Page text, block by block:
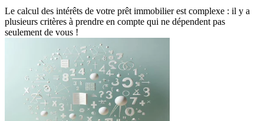
Le calcul des intérêts de votre prêt immobilier est complexe : il y a
plusieurs critères à prendre en compte qui ne dépendent pas
seulement de vous !